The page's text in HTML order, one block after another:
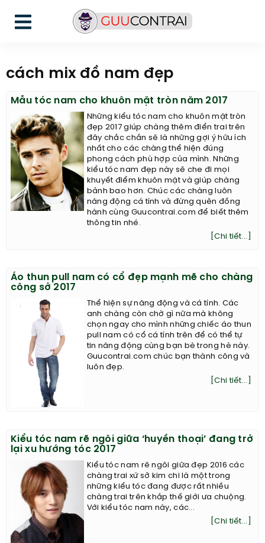
cách mix đồ nam đẹp
Mẫu tóc nam cho khuôn mặt tròn năm 2017
Những kiểu tóc nam cho khuôn mặt tròn
đẹp 2017 giúp chàng thêm điển trai trên
đây chắc chắn sẽ là những gợi ý hữu ích
nhất cho các chàng thể hiện đúng
phong cách phù hợp của mình. Những
kiểu tóc nam đẹp này sẽ che đi mọi
khuyết điểm khuôn mặt và giúp chàng
bảnh bao hơn. Chúc các chàng luôn
năng động cá tính và đừng quên đồng
hành cùng Guucontrai.com để biết thêm
thông tin nhé.
[Chi tiết...]
Áo thun pull nam có cổ đẹp mạnh mẽ cho chàng
công sở 2017
Thể hiện sự năng động và cá tính. Các
anh chàng còn chờ gì nữa mà không
chọn ngay cho mình những chiếc áo thun
pull nam có cổ cá tính trên để có thể tự
tin năng động cùng bạn bè trong hè này.
Guucontrai.com chúc bạn thành công và
luôn đẹp.
[Chi tiết...]
Kiểu tóc nam rẽ ngôi giữa ‘huyền thoại’ đang trở
lại xu hướng tóc 2017
Kiểu tóc nam rẽ ngôi giữa đẹp 2016 các
chàng trai xứ sở kim chi là một trong
những kiểu tóc đang được rất nhiều
chàng trai trên khắp thế giới ưa chuộng.
Với kiểu tóc nam này, các...
[Chi tiết...]